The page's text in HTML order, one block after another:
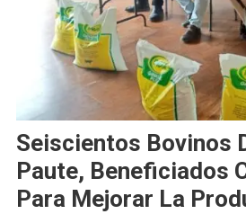
Seiscientos Bovinos
Paute, Beneficiados
Para Mejorar La